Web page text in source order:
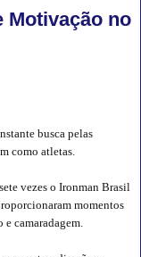
Motivação no
busca pelas
como atletas.
vezes o Ironman Brasil
momentos
camaradagem.